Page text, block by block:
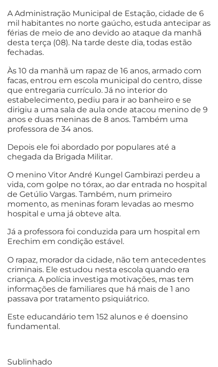
A Administração Municipal de Estação, cidade de 6
mil habitantes no norte gaúcho, estuda antecipar as
férias de meio de ano devido ao ataque da manhã
desta terça (08). Na tarde deste dia, todas estão
fechadas.
Às 10 da manhã um rapaz de 16 anos, armado com
facas, entrou em escola municipal do centro, disse
que entregaria currículo. Já no interior do
estabelecimento, pediu para ir ao banheiro e se
dirigiu a uma sala de aula onde atacou menino de 9
anos e duas meninas de 8 anos. Também uma
professora de 34 anos.
Depois ele foi abordado por populares até a
chegada da Brigada Militar.
O menino Vitor André Kungel Gambirazi perdeu a
vida, com golpe no tórax, ao dar entrada no hospital
de Getúlio Vargas. Também, num primeiro
momento, as meninas foram levadas ao mesmo
hospital e uma já obteve alta.
Já a professora foi conduzida para um hospital em
Erechim em condição estável.
O rapaz, morador da cidade, não tem antecedentes
criminais. Ele estudou nesta escola quando era
criança. A polícia investiga motivações, mas tem
informações de familiares que há mais de 1 ano
passava por tratamento psiquiátrico.
Este educandário tem 152 alunos e é doensino
fundamental.
Sublinhado